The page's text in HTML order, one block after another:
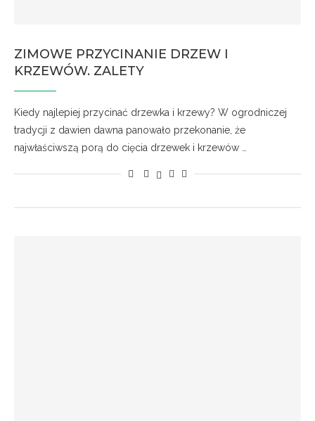
ZIMOWE PRZYCINANIE DRZEW I
KRZEWÓW. ZALETY
Kiedy najlepiej przycinać drzewka i krzewy? W ogrodniczej
tradycji z dawien dawna panowało przekonanie, że
najwłaściwszą porą do cięcia drzewek i krzewów …